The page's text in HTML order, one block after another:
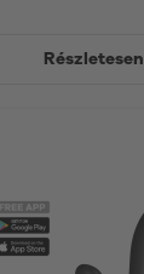
Részletesen